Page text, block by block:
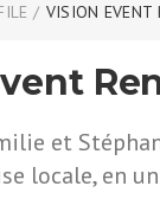
/ VISION EVENT